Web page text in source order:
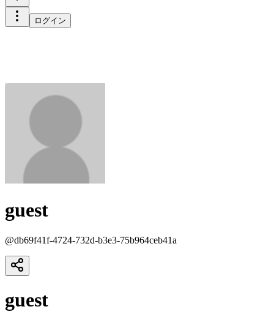
ログイン
guest
@db69f41f-4724-732d-b3e3-75b964ceb41a
guest